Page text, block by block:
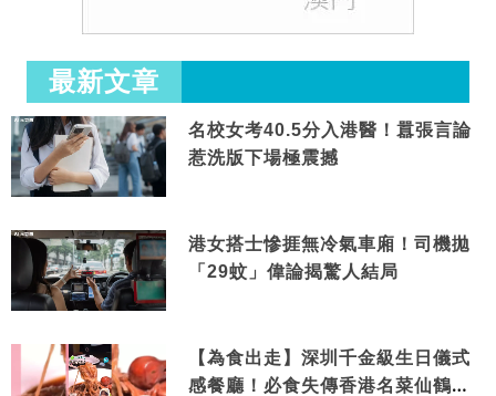
最新文章
名校女考40.5分入港醫！囂張言論
惹洗版下場極震撼
港女搭士慘捱無冷氣車廂！司機拋
「29蚊」偉論揭驚人結局
【為食出走】深圳千金級生日儀式
感餐廳！必食失傳香港名菜仙鶴神